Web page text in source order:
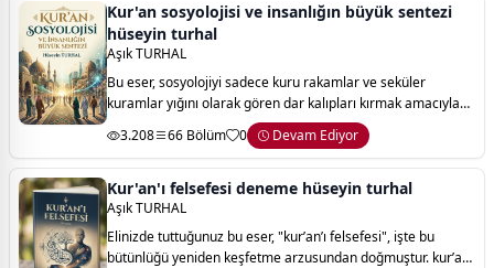
Kur'an sosyolojisi ve insanlığın büyük sentezi
hüseyin turhal
Aşık TURHAL
Bu eser, sosyolojiyi sadece kuru rakamlar ve seküler
kuramlar yığını olarak gören dar kalıpları kırmak amacıyla
kaleme alınmıştır. "kur’an sosyolojisi ve insanlığın büyük
sentezi", ilahi vahyin sunduğ
3.208 66 Bölüm 0 Devam Ediyor
Kur'an'ı felsefesi deneme hüseyin turhal
Aşık TURHAL
Elinizde tuttuğunuz bu eser, "kur’an’ı felsefesi", işte bu
bütünlüğü yeniden keşfetme arzusundan doğmuştur. kur’an;